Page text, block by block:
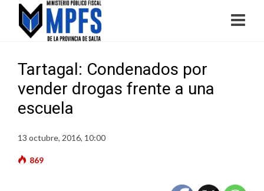
Tartagal: Condenados por
vender drogas frente a una
escuela
13 octubre, 2016, 10:00
869